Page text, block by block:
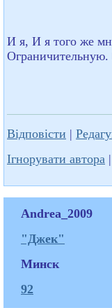
И я, И я того же
Ограничительную.
Відповісти |
Ігнорувати автора |
Andrea_2009
"Джек"
Минск
92